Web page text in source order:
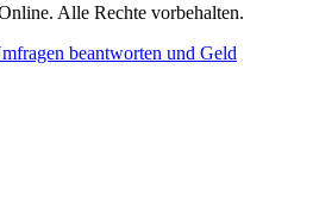
Alle Rechte vorbehalten.